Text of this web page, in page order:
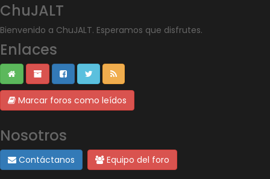
ChuJALT
Bienvenido a ChuJALT. Esperamos que disfrutes.
Enlaces
Marcar foros como leídos
Nosotros
Contáctanos Equipo del foro